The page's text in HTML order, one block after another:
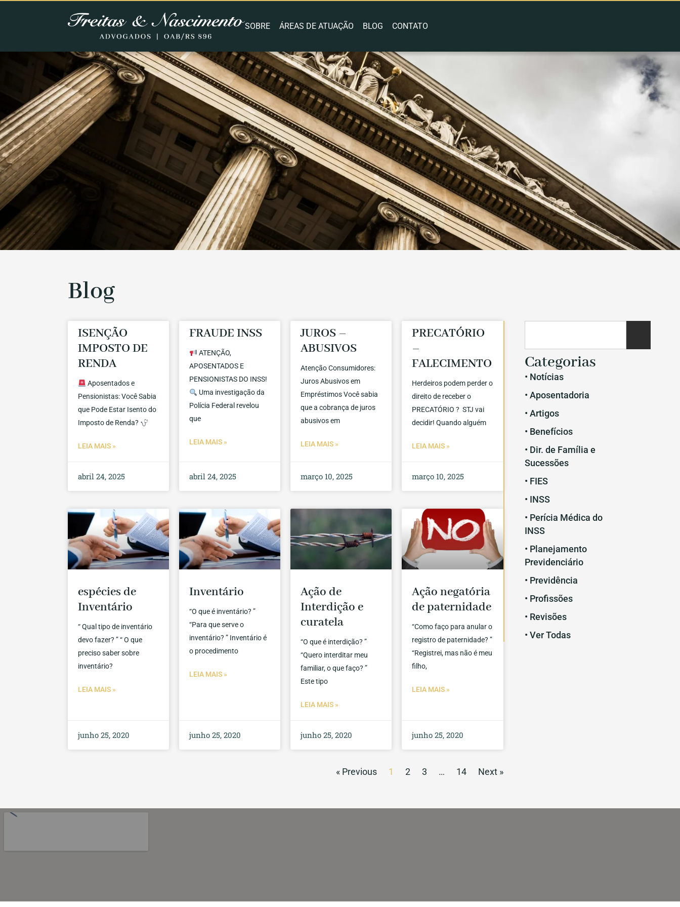
SOBRE ÁREAS DE ATUAÇÃO BLOG CONTATO
Blog
ISENÇÃO
IMPOSTO DE
RENDA
Aposentados e
Pensionistas: Você Sabia
que Pode Estar Isento do
Imposto de Renda?
LEIA MAIS »
abril 24, 2025
FRAUDE INSS
ATENÇÃO,
APOSENTADOS E
PENSIONISTAS DO INSS!
Uma investigação da
Polícia Federal revelou
que
LEIA MAIS »
abril 24, 2025
JUROS –
ABUSIVOS
Atenção Consumidores:
Juros Abusivos em
Empréstimos Você sabia
que a cobrança de juros
abusivos em
LEIA MAIS »
março 10, 2025
PRECATÓRIO
–
FALECIMENTO
Herdeiros podem perder o
direito de receber o
PRECATÓRIO ? STJ vai
decidir! Quando alguém
LEIA MAIS »
março 10, 2025
espécies de
Inventário
“ Qual tipo de inventário
devo fazer? ” “ O que
preciso saber sobre
inventário?
LEIA MAIS »
junho 25, 2020
Inventário
“O que é inventário? ”
“Para que serve o
inventário? ” Inventário é
o procedimento
LEIA MAIS »
junho 25, 2020
Ação de
Interdição e
curatela
“O que é interdição? ”
“Quero interditar meu
familiar, o que faço? ”
Este tipo
LEIA MAIS »
junho 25, 2020
Ação negatória
de paternidade
“Como faço para anular o
registro de paternidade? ”
“Registrei, mas não é meu
filho,
LEIA MAIS »
junho 25, 2020
« Previous 1 2 3 … 14 Next »
Categorias
• Notícias
• Aposentadoria
• Artigos
• Benefícios
• Dir. de Família e
Sucessões
• FIES
• INSS
• Perícia Médica do
INSS
• Planejamento
Previdenciário
• Previdência
• Profissões
• Revisões
• Ver Todas